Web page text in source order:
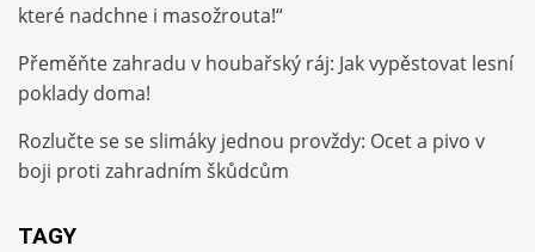
které nadchne i masožrouta!“
Přeměňte zahradu v houbařský ráj: Jak vypěstovat lesní
poklady doma!
Rozlučte se se slimáky jednou provždy: Ocet a pivo v
boji proti zahradním škůdcům
TAGY